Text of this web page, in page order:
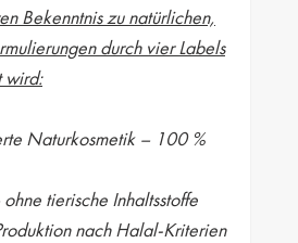
Bekenntnis zu natürlichen,
durch vier Labels
wird:
Naturkosmetik – 100 %
tierische Inhaltsstoffe
nach Halal-Kriterien